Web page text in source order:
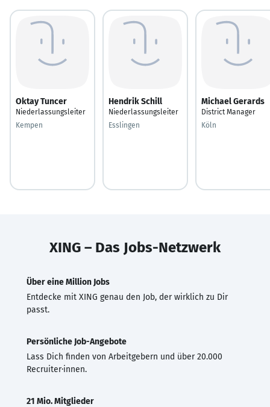
Oktay Tuncer
Niederlassungsleiter
Kempen
Hendrik Schill
Niederlassungsleiter
Esslingen
Michael Gerards
District Manager
Köln
XING – Das Jobs-Netzwerk
Über eine Million Jobs
Entdecke mit XING genau den Job, der wirklich zu Dir
passt.
Persönliche Job-Angebote
Lass Dich finden von Arbeitgebern und über 20.000
Recruiter·innen.
21 Mio. Mitglieder